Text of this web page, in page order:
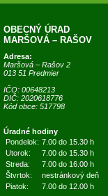
OBECNÝ ÚRAD
MARŠOVÁ – RAŠOV
Adresa:
Maršová – Rašov 2
013 51 Predmier
IČO: 00648213
DIČ: 2020618776
Kód obce: 517798
Úradné hodiny
Pondelok: 7.00 do 15.30 h
Utorok:
7.00 do 15.30 h
Streda:
7.00 do 16.00 h
Štvrtok:
nestránkový deň
Piatok:
7.00 do 12.00 h